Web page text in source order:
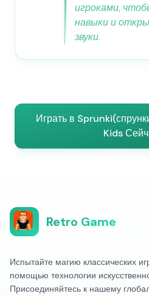
игроками,
навыки и
звуки.
Играть в
Kids
Retro Game
Испытайте магию классических
помощью технологии
Присоединяйтесь к нашему